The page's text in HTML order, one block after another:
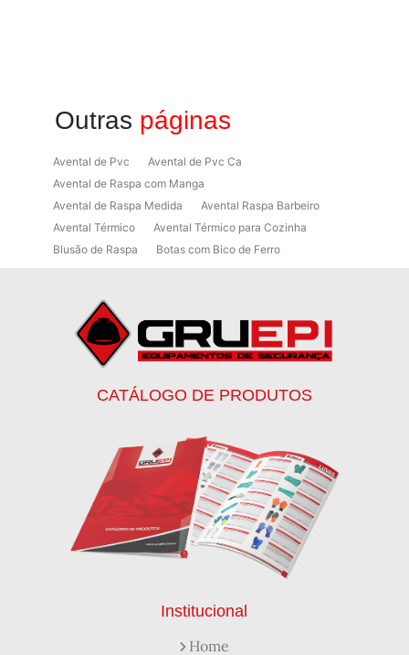
Outras páginas
Avental de Pvc
Avental de Pvc Ca
Avental de Raspa com Manga
Avental de Raspa Medida
Avental Raspa Barbeiro
Avental Térmico
Avental Térmico para Cozinha
Blusão de Raspa
Botas com Bico de Ferro
Botinas
Botinas Bico de Ferro
Botinas de Segurança
Botinas de Trabalho
Botinas EPI
Botinas Masculinas para Trabalho
Calçados de Segurança
Calçados de Segurança Epi
Capacete de Segurança Ca
Capacete de Segurança Classe b
Capacetes de Proteção
Capacetes de Proteção EPI
Capacetes de Segurança
Capacetes EPI
Capa de Chuva Pvc Amarela C/ Forro e Capuz
Capa de Chuva Pvc Preta C/ Forro e Capuz
Como Protetor Solar Funciona
CATÁLOGO DE PRODUTOS
Institucional
Home